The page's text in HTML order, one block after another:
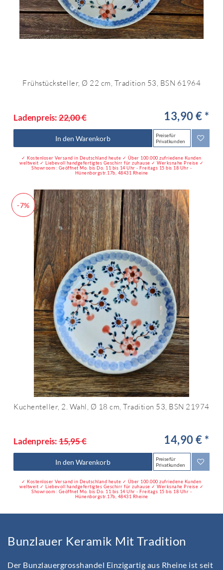
Frühstücksteller, Ø 22 cm, Tradition 53, BSN 61964
Ladenpreis:22,00 € 13,90 € *
In den Warenkorb
Preise für
Privatkunden
✓ Kostenloser Versand in Deutschland heute ✓ Über 100.000 zufriedene Kunden
weltweit ✓ Liebevoll handgefertigtes Geschirr für zuhause ✓ Werksnahe Preise ✓
Showroom : Geöffnet Mo. bis Do. 11 bis 14 Uhr - Freitags 15 bis 18 Uhr -
Hünenborgstr.17b, 48431 Rheine
-7%
Kuchenteller, 2. Wahl, Ø 18 cm, Tradition 53, BSN 21974
Ladenpreis:15,95 € 14,90 € *
In den Warenkorb
Preise für
Privatkunden
✓ Kostenloser Versand in Deutschland heute ✓ Über 100.000 zufriedene Kunden
weltweit ✓ Liebevoll handgefertigtes Geschirr für zuhause ✓ Werksnahe Preise ✓
Showroom : Geöffnet Mo. bis Do. 11 bis 14 Uhr - Freitags 15 bis 18 Uhr -
Hünenborgstr.17b, 48431 Rheine
Bunzlauer Keramik Mit Tradition
Der Bunzlauergrosshandel Einzigartig aus Rheine ist seit